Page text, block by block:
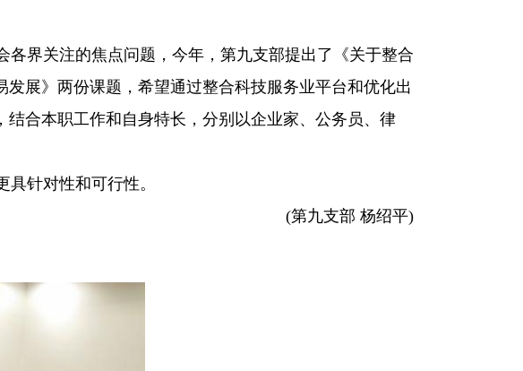
界关注的焦点问题，今年，第九支部提出了《关于整合
展》两份课题，希望通过整合科技服务业平台和优化出
合本职工作和自身特长，分别以企业家、公务员、律
针对性和可行性。
(第九支部 杨绍平)